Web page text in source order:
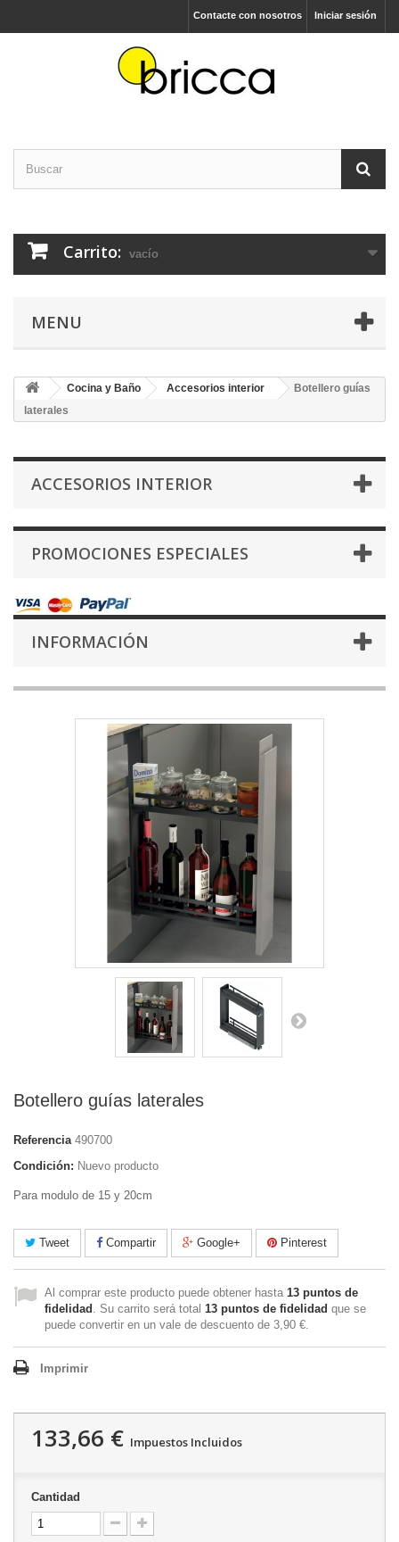
Iniciar sesión
Contacte con nosotros
Carrito: vacío
MENU
Cocina y Baño Accesorios interior
Botellero guías
laterales
ACCESORIOS INTERIOR
PROMOCIONES ESPECIALES
INFORMACIÓN
Botellero guías laterales
Referencia 490700
Condición: Nuevo producto
Para modulo de 15 y 20cm
Tweet Compartir Google+ Pinterest
Al comprar este producto puede obtener hasta 13 puntos de
fidelidad . Su carrito será total 13 puntos de fidelidad que se
puede convertir en un vale de descuento de 3,90 €.
Imprimir
133,66 € Impuestos Incluidos
Cantidad